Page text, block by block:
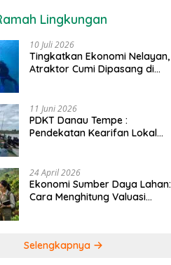
Lingkungan
10 Juli 2026
Tingkatkan Ekonomi Nelayan,
Atraktor Cumi Dipasang di
11 Juni 2026
PDKT Danau Tempe :
Pendekatan Kearifan Lokal
24 April 2026
Ekonomi Sumber Daya Lahan:
Cara Menghitung Valuasi
Selengkapnya